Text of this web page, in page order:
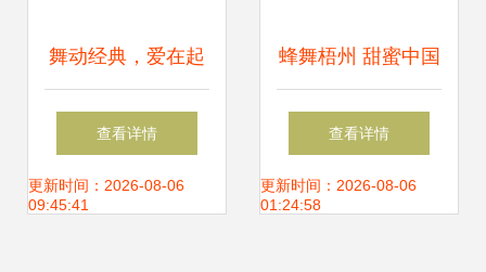
舞动经典，爱在起
点 李彩演再现随机
舞蹈的魅力
查看详情
更新时间：2026-08-06
09:45:41
蜂舞梧州 甜蜜中国
——2021年中国蜂
业博览会暨全国蜂
查看详情
更新时间：2026-08-06
01:24:58